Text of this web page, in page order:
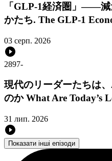
「GLP-1経済圏」――
かたち. The GLP-1
03 серп. 2026
2897-
現代のリーダーたちは
のか What Are Today’s
31 лип. 2026
Показати інші епізоди